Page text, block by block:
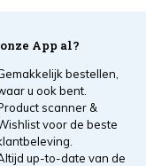
App al?
bestellen,
u ook bent.
scanner &
voor de beste
up-to-date van de